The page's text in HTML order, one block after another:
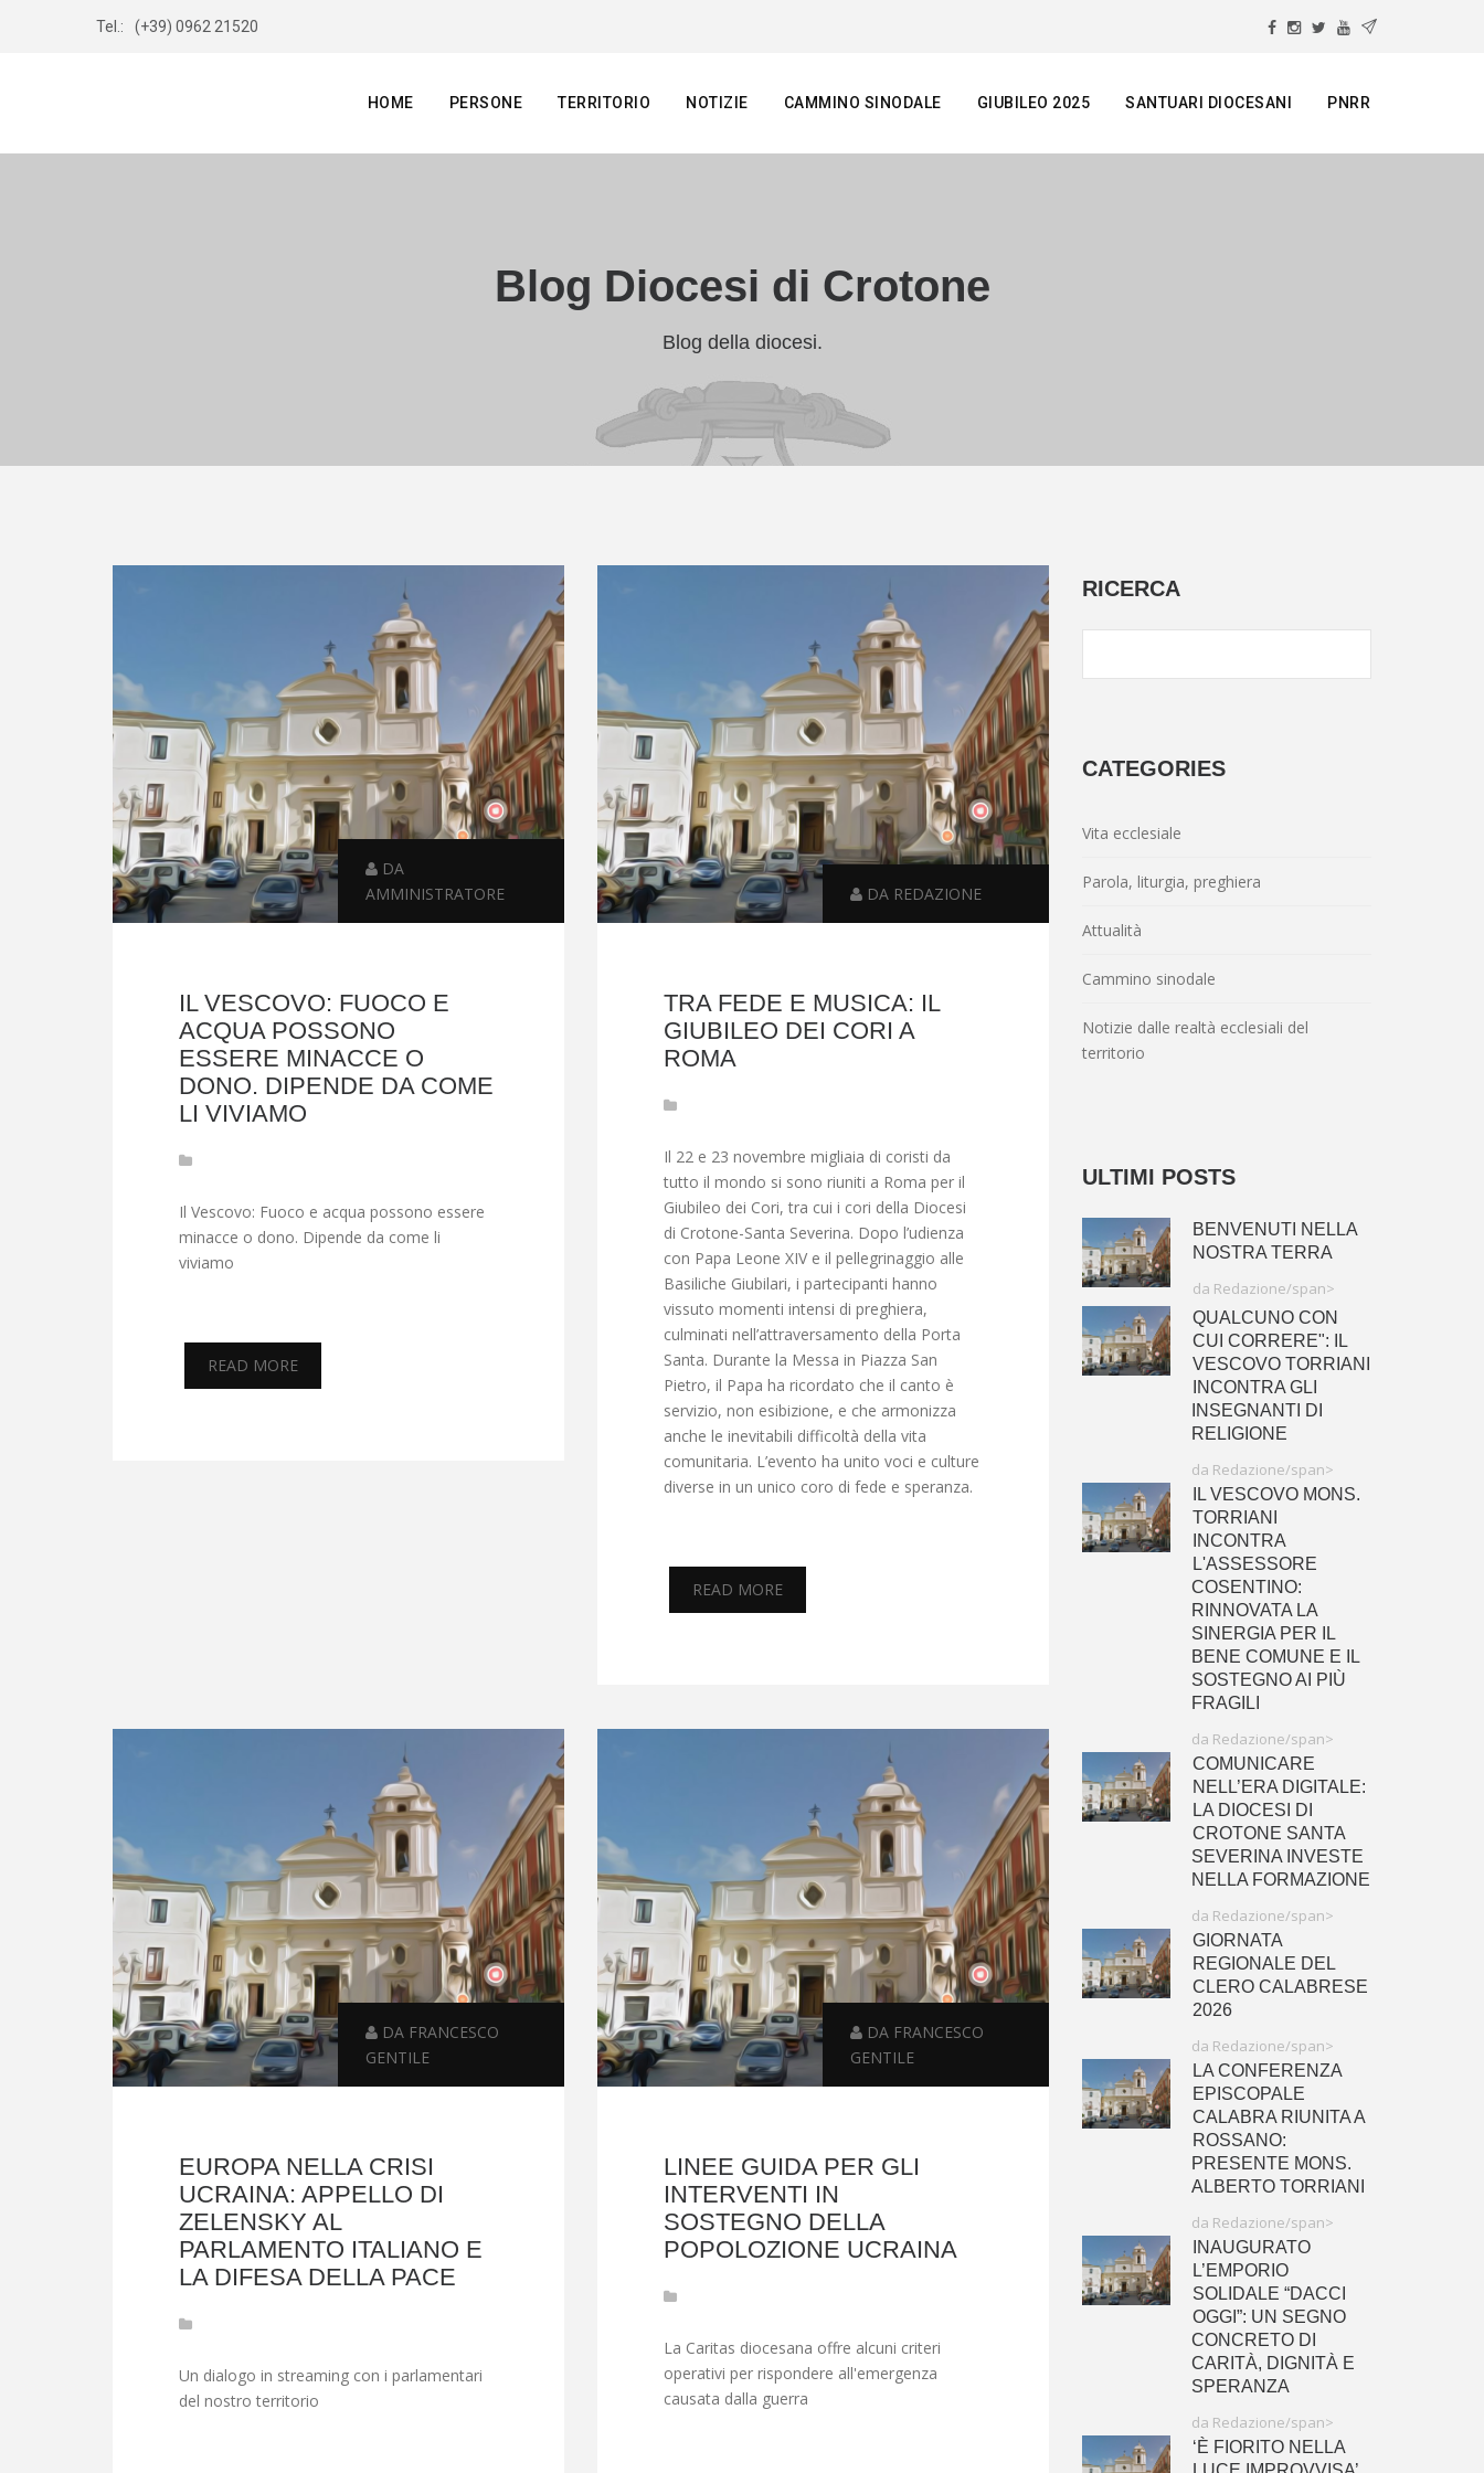
Tel.: (+39) 0962 21520
HOME PERSONE TERRITORIO NOTIZIE CAMMINO SINODALE GIUBILEO 2025 SANTUARI DIOCESANI PNRR
Blog Diocesi di Crotone
Blog della diocesi.
DA
AMMINISTRATORE
IL VESCOVO: FUOCO E
ACQUA POSSONO
ESSERE MINACCE O
DONO. DIPENDE DA COME
LI VIVIAMO
Il Vescovo: Fuoco e acqua possono essere
minacce o dono. Dipende da come li
viviamo
READ MORE
DA REDAZIONE
TRA FEDE E MUSICA: IL
GIUBILEO DEI CORI A
ROMA
Il 22 e 23 novembre migliaia di coristi da
tutto il mondo si sono riuniti a Roma per il
Giubileo dei Cori, tra cui i cori della Diocesi
di Crotone-Santa Severina. Dopo l’udienza
con Papa Leone XIV e il pellegrinaggio alle
Basiliche Giubilari, i partecipanti hanno
vissuto momenti intensi di preghiera,
culminati nell’attraversamento della Porta
Santa. Durante la Messa in Piazza San
Pietro, il Papa ha ricordato che il canto è
servizio, non esibizione, e che armonizza
anche le inevitabili difficoltà della vita
comunitaria. L’evento ha unito voci e culture
diverse in un unico coro di fede e speranza.
READ MORE
DA FRANCESCO
GENTILE
EUROPA NELLA CRISI
UCRAINA: APPELLO DI
ZELENSKY AL
PARLAMENTO ITALIANO E
LA DIFESA DELLA PACE
Un dialogo in streaming con i parlamentari
del nostro territorio
DA FRANCESCO
GENTILE
LINEE GUIDA PER GLI
INTERVENTI IN
SOSTEGNO DELLA
POPOLOZIONE UCRAINA
La Caritas diocesana offre alcuni criteri
operativi per rispondere all'emergenza
causata dalla guerra
RICERCA
CATEGORIES
Vita ecclesiale
Parola, liturgia, preghiera
Attualità
Cammino sinodale
Notizie dalle realtà ecclesiali del
territorio
ULTIMI POSTS
BENVENUTI NELLA
NOSTRA TERRA
da Redazione/span>
QUALCUNO CON
CUI CORRERE": IL
VESCOVO TORRIANI
INCONTRA GLI
INSEGNANTI DI
RELIGIONE
da Redazione/span>
IL VESCOVO MONS.
TORRIANI
INCONTRA
L'ASSESSORE
COSENTINO:
RINNOVATA LA
SINERGIA PER IL
BENE COMUNE E IL
SOSTEGNO AI PIÙ
FRAGILI
da Redazione/span>
COMUNICARE
NELL’ERA DIGITALE:
LA DIOCESI DI
CROTONE SANTA
SEVERINA INVESTE
NELLA FORMAZIONE
da Redazione/span>
GIORNATA
REGIONALE DEL
CLERO CALABRESE
2026
da Redazione/span>
LA CONFERENZA
EPISCOPALE
CALABRA RIUNITA A
ROSSANO:
PRESENTE MONS.
ALBERTO TORRIANI
da Redazione/span>
INAUGURATO
L’EMPORIO
SOLIDALE “DACCI
OGGI”: UN SEGNO
CONCRETO DI
CARITÀ, DIGNITÀ E
SPERANZA
da Redazione/span>
‘È FIORITO NELLA